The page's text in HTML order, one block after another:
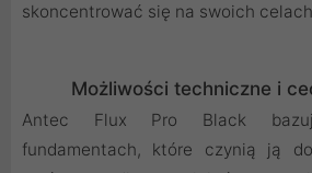
skoncentrować się na swoich
Możliwości techniczne i
Antec Flux Pro Black
fundamentach, które czynią ją